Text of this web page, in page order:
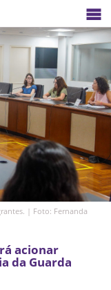
| Foto: Fernanda
acionar
da Guarda